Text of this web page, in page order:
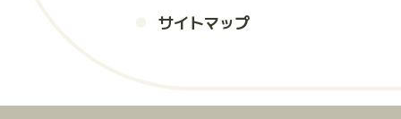
サイトマップ